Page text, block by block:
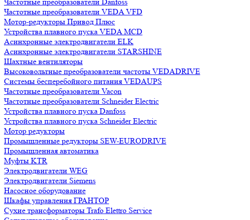
Частотные преобразователи VEDA VFD
Мотор-редукторы Привод Плюс
Устройства плавного пуска VEDA MCD
Асинхронные электродвигатели ELK
Асинхронные электродвигатели STARSHINE
Шахтные вентиляторы
Высоковольтные преобразователи частоты VEDADRIVE
Системы бесперебойного питания VEDAUPS
Частотные преобразователи Vacon
Частотные преобразователи Schneider Electric
Устройства плавного пуска Danfoss
Устройства плавного пуска Schneider Electric
Мотор редукторы
Промышленные редукторы SEW-EURODRIVE
Промышленная автоматика
Муфты KTR
Электродвигатели WEG
Электродвигатели Siemens
Насосное оборудование
Шкафы управления ГРАНТОР
Сухие трансформаторы Trafo Elettro Service